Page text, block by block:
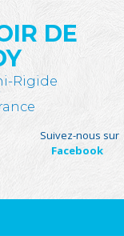
DE
Rigide
Suivez-nous sur
Facebook